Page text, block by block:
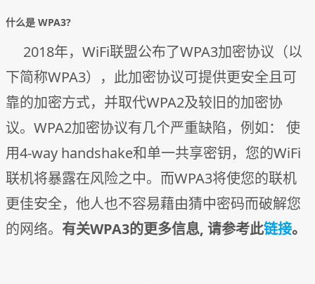
什么是 WPA3?
2018年，WiFi联盟公布了WPA3加密协议（以
下简称WPA3），此加密协议可提供更安全且可
靠的加密方式，并取代WPA2及较旧的加密协
议。WPA2加密协议有几个严重缺陷，例如： 使
用4-way handshake和单一共享密钥，您的WiFi
联机将暴露在风险之中。而WPA3将使您的联机
更佳安全，他人也不容易藉由猜中密码而破解您
的网络。 有关WPA3的更多信息, 请参考此链接。